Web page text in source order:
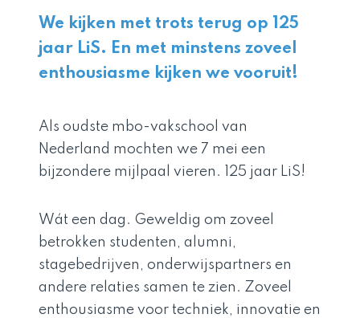
We kijken met trots terug op 125
jaar LiS. En met minstens zoveel
enthousiasme kijken we vooruit!
Als oudste mbo-vakschool van
Nederland mochten we 7 mei een
bijzondere mijlpaal vieren. 125 jaar LiS!
Wát een dag. Geweldig om zoveel
betrokken studenten, alumni,
stagebedrijven, onderwijspartners en
andere relaties samen te zien. Zoveel
enthousiasme voor techniek, innovatie en